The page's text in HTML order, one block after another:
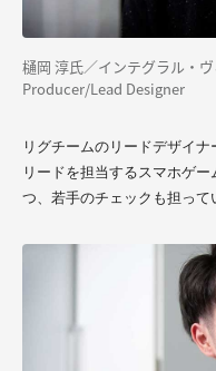
樋岡 淳氏／インテグラル・
Producer/Lead Designer
リグチームのリードデザイ
リードを担当するスマホゲー
つ、若手のチェックも担って